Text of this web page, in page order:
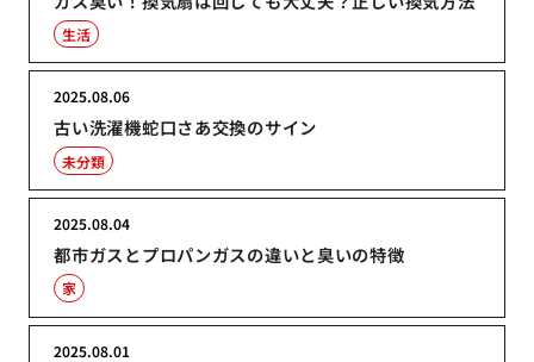
生活
古い洗濯機蛇口さあ交換のサイン
2025.08.06
未分類
都市ガスとプロパンガスの違いと臭いの特徴
2025.08.04
家
2025.08.01